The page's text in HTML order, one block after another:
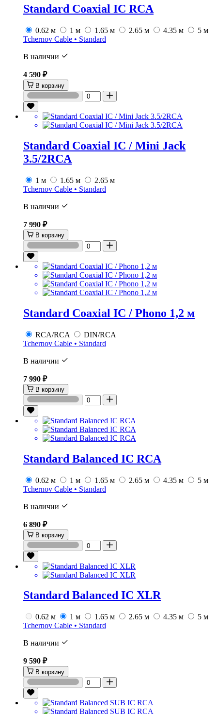
Standard Coaxial IC RCA
0.62 м 1 м 1.65 м 2.65 м 4.35 м
5 м
Tchernov Cable • Standard
В наличии
4 590 ₽
В корзину
Standard Coaxial IC / Mini Jack
3.5/2RCA
1 м 1.65 м
2.65 м
Tchernov Cable • Standard
В наличии
7 990 ₽
В корзину
Standard Coaxial IC / Phono 1,2 м
RCA/RCA
DIN/RCA
Tchernov Cable • Standard
В наличии
7 990 ₽
В корзину
Standard Balanced IC RCA
0.62 м 1 м 1.65 м 2.65 м 4.35 м
5 м
Tchernov Cable • Standard
В наличии
6 890 ₽
В корзину
Standard Balanced IC XLR
0.62 м 1 м 1.65 м 2.65 м 4.35 м
5 м
Tchernov Cable • Standard
В наличии
9 590 ₽
В корзину